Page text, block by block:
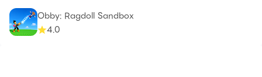
Obby: Ragdoll Sandbox
4.0